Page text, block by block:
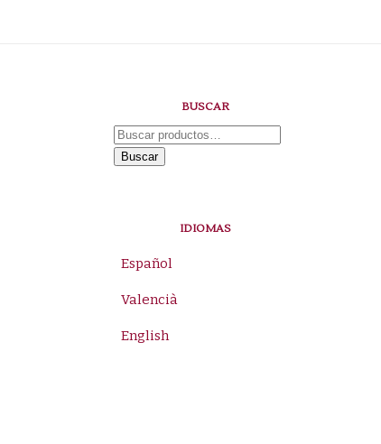
BUSCAR
Buscar
por:
Buscar
IDIOMAS
Español
Valencià
English